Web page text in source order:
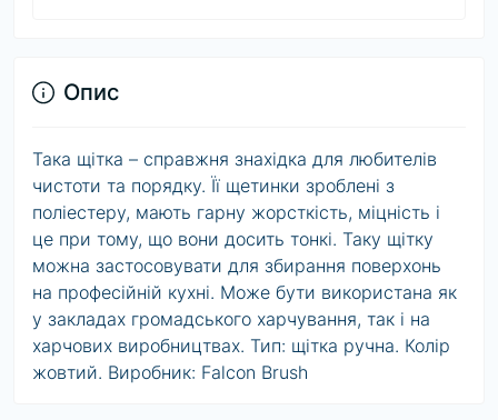
Опис
Така щітка – справжня знахідка для любителів
чистоти та порядку. Її щетинки зроблені з
поліестеру, мають гарну жорсткість, міцність і
це при тому, що вони досить тонкі. Таку щітку
можна застосовувати для збирання поверхонь
на професійній кухні. Може бути використана як
у закладах громадського харчування, так і на
харчових виробництвах. Тип: щітка ручна. Колір
жовтий. Виробник: Falcon Brush